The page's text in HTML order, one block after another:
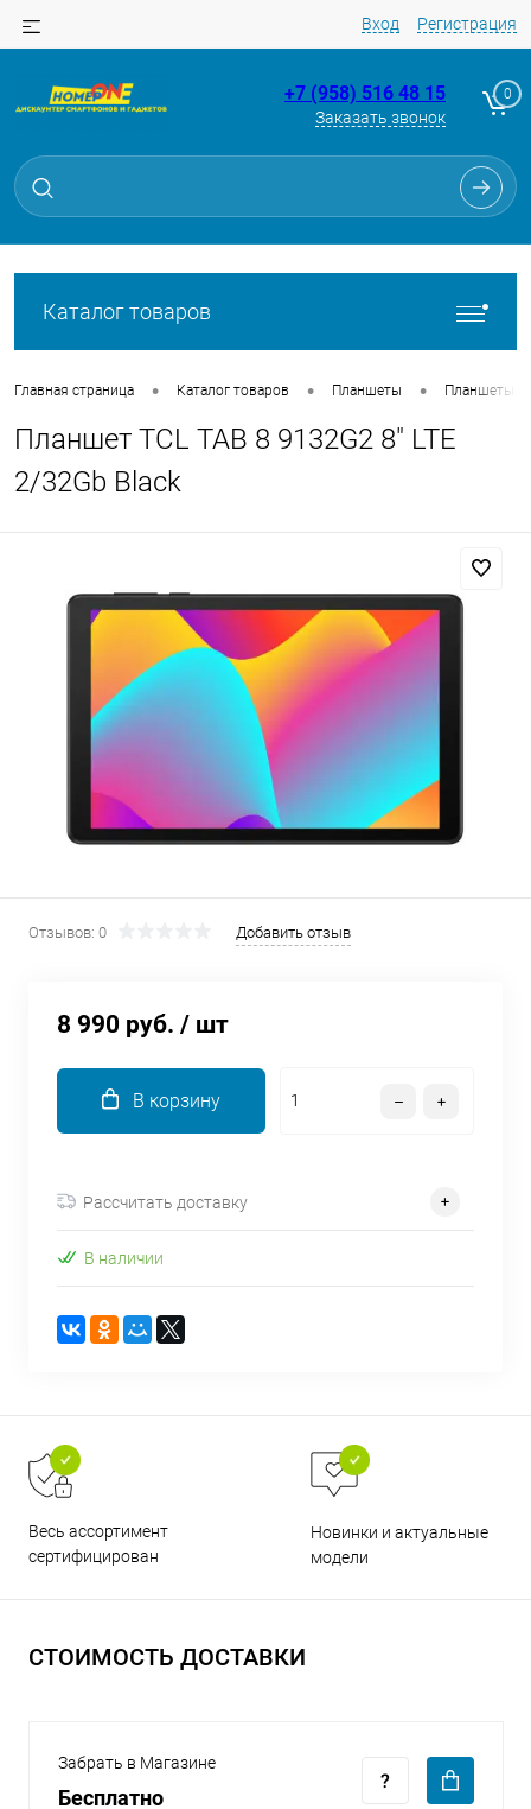
Вход Регистрация
+7 (958) 516 48 15
Заказать звонок
0
Каталог товаров
Главная страница • Каталог товаров • Планшеты • Планшеты
Планшет TCL TAB 8 9132G2 8" LTE
2/32Gb Black
Отзывов: 0 Добавить отзыв
8 990 руб. / шт
В корзину
Рассчитать доставку
В наличии
Весь ассортимент
сертифицирован
Новинки и актуальные
модели
СТОИМОСТЬ ДОСТАВКИ
Забрать в Магазине
Бесплатно
Для клиентов всех банков
Разбейте
без переплат
Сегодня
в корзину
Оплачивайте сегодня только
25% картой любого банка
Получайте товар
выбранный способом
по
каждые 2 недели
об оплате Плайтом
раз в 2 недели
Остались вопросы?
8 800 302-02-51